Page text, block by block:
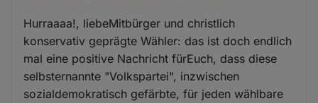
Hurraaaa!, liebeMitbürger und christlich
konservativ geprägte Wähler: das ist doch endlich
mal eine positive Nachricht fürEuch, dass diese
selbsternannte "Volkspartei", inzwischen
sozialdemokratisch gefärbte, für jeden wählbare